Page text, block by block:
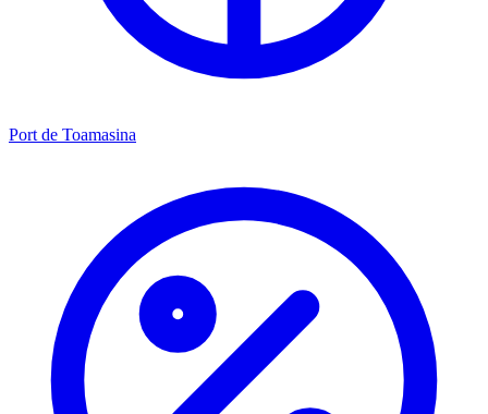
Port de Toamasina